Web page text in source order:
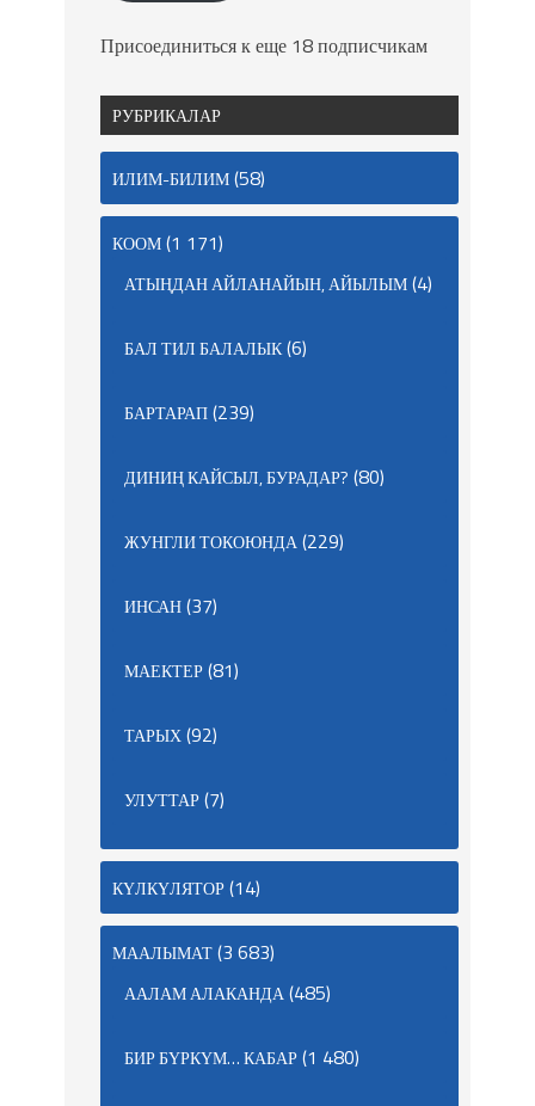
Присоединиться к еще 18 подписчикам
РУБРИКАЛАР
ИЛИМ-БИЛИМ(58)
КООМ(1 171)
АТЫҢДАН АЙЛАНАЙЫН, АЙЫЛЫМ(4)
БАЛ ТИЛ БАЛАЛЫК(6)
БАРТАРАП(239)
ДИНИҢ КАЙСЫЛ, БУРАДАР? (80)
ЖУНГЛИ ТОКОЮНДА(229)
ИНСАН(37)
МАЕКТЕР(81)
ТАРЫХ(92)
УЛУТТАР(7)
КҮЛКҮЛЯТОР(14)
МААЛЫМАТ(3 683)
ААЛАМ АЛАКАНДА(485)
БИР БҮРКҮМ… КАБАР(1 480)